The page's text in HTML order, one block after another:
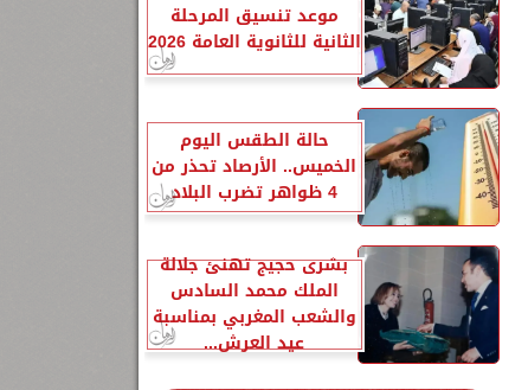
موعد تنسيق المرحلة
الثانية للثانوية العامة 2026
حالة الطقس اليوم
الخميس.. الأرصاد تحذر من
4 ظواهر تضرب البلاد
بشرى حجيج تهنئ جلالة
الملك محمد السادس
والشعب المغربي بمناسبة
عيد العرش...